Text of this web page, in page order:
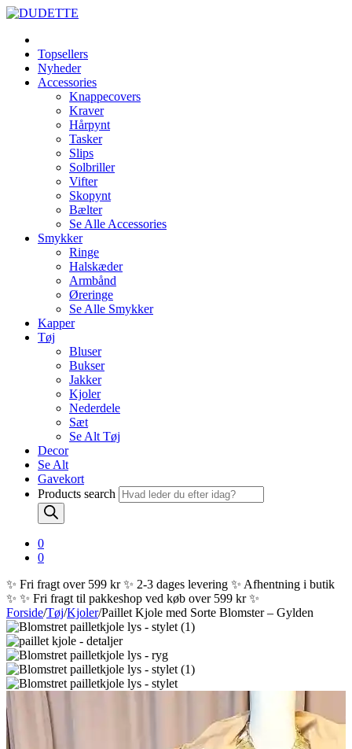
Topsellers
Nyheder
Accessories
Knappecovers
Kraver
Hårpynt
Tasker
Slips
Solbriller
Vifter
Skopynt
Bælter
Se Alle Accessories
Smykker
Ringe
Halskæder
Armbånd
Øreringe
Se Alle Smykker
Kapper
Tøj
Bluser
Bukser
Jakker
Kjoler
Nederdele
Sæt
Se Alt Tøj
Decor
Se Alt
Gavekort
Products search
0
0
✨ Fri fragt over 599 kr ✨ 2-3 dages levering ✨ Afhentning i butik
✨ ✨ Fri fragt til pakkeshop ved køb over 599 kr ✨
Forside/Tøj/Kjoler/Paillet Kjole med Sorte Blomster – Gylden